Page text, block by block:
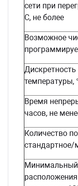
сети при
С, не более
Возможное
температуры,
Время
часов, не
Количество
стандартное/